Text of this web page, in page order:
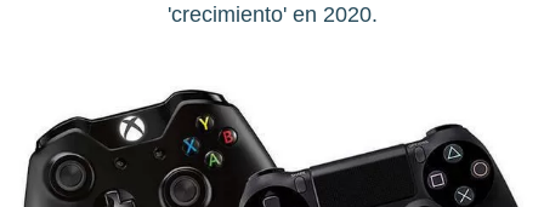
'crecimiento' en 2020.